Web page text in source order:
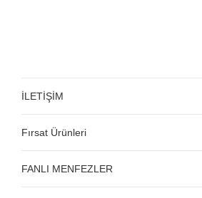
İLETİŞİM
Fırsat Ürünleri
FANLI MENFEZLER